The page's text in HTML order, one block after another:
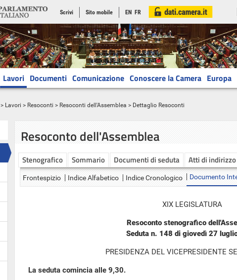
Scrivi Sito mobile EN FR
Lavori Documenti Comunicazione Conoscere la Camera Europa
> Lavori > Resoconti > Resoconti dell'Assemblea > Dettaglio Resoconti
Resoconto dell'Assemblea
Stenografico Sommario Documenti di seduta Atti di
Frontespizio Indice Alfabetico Indice Cronologico Documento
XIX LEGISLATURA
Resoconto stenografico
Seduta n. 148 di giovedì 27
PRESIDENZA DEL VICEPRESIDENTE
La seduta comincia alle 9,30.